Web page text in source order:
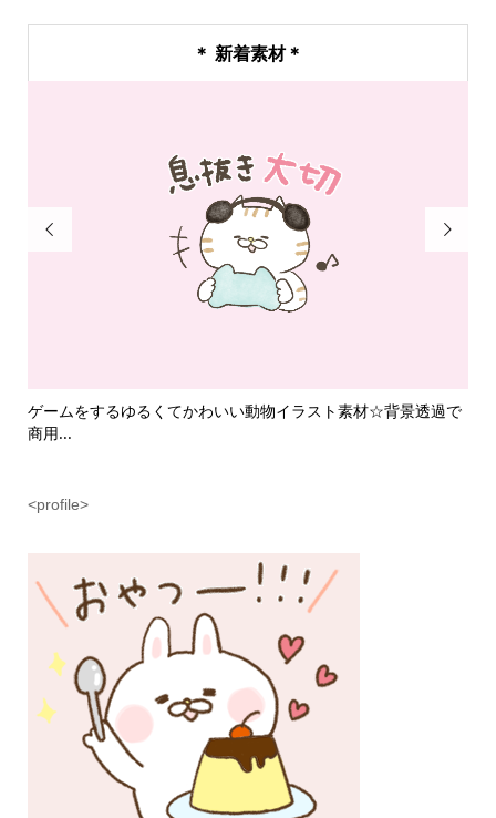
＊ 新着素材＊

ゲームをするゆるくてかわいい動物イラスト素材☆背景透過で
商用...

<profile>